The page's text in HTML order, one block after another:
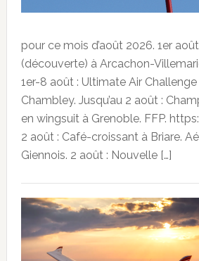
pour ce mois d’août 2026. 1er
(découverte) à Arcachon-
1er-8 août : Ultimate Air
Chambley. Jusqu’au 2 août :
en wingsuit à Grenoble. FFP.
2 août : Café-croissant à Briare.
Giennois. 2 août : Nouvelle […]